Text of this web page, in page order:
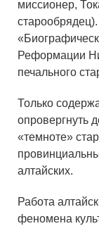
миссионер,
Реформации
печального
Только
опровергнуть
«темноте»
алтайских.
Работа
феномена